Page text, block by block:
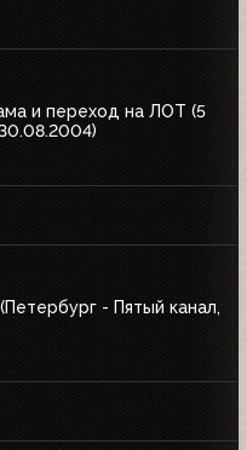
и переход на ЛОТ (5
/ ЛОТ, 30.08.2004)
- Пятый канал,